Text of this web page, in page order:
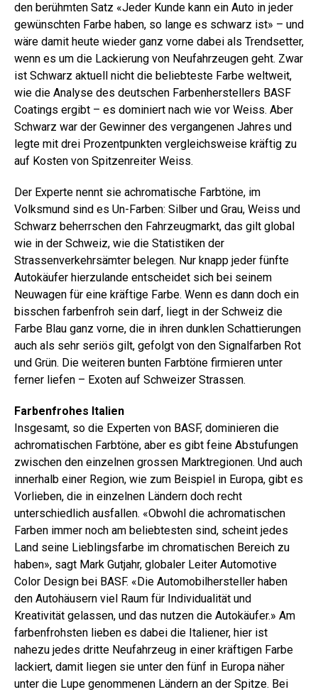
den berühmten Satz «Jeder Kunde kann ein Auto in jeder
gewünschten Farbe haben, so lange es schwarz ist» – und
wäre damit heute wieder ganz vorne dabei als Trendsetter,
wenn es um die Lackierung von Neufahrzeugen geht. Zwar
ist Schwarz aktuell nicht die beliebteste Farbe weltweit,
wie die Analyse des deutschen Farbenherstellers BASF
Coatings ergibt – es dominiert nach wie vor Weiss. Aber
Schwarz war der Gewinner des vergangenen Jahres und
legte mit drei Prozentpunkten vergleichsweise kräftig zu
auf Kosten von Spitzenreiter Weiss.
Der Experte nennt sie achromatische Farbtöne, im
Volksmund sind es Un-Farben: Silber und Grau, Weiss und
Schwarz beherrschen den Fahrzeugmarkt, das gilt global
wie in der Schweiz, wie die Statistiken der
Strassenverkehrsämter belegen. Nur knapp jeder fünfte
Autokäufer hierzulande entscheidet sich bei seinem
Neuwagen für eine kräftige Farbe. Wenn es dann doch ein
bisschen farbenfroh sein darf, liegt in der Schweiz die
Farbe Blau ganz vorne, die in ihren dunklen Schattierungen
auch als sehr seriös gilt, gefolgt von den Signalfarben Rot
und Grün. Die weiteren bunten Farbtöne firmieren unter
ferner liefen – Exoten auf Schweizer Strassen.
Farbenfrohes Italien
Insgesamt, so die Experten von BASF, dominieren die
achromatischen Farbtöne, aber es gibt feine Abstufungen
zwischen den einzelnen grossen Marktregionen. Und auch
innerhalb einer Region, wie zum Beispiel in Europa, gibt es
Vorlieben, die in einzelnen Ländern doch recht
unterschiedlich ausfallen. «Obwohl die achromatischen
Farben immer noch am beliebtesten sind, scheint jedes
Land seine Lieblingsfarbe im chromatischen Bereich zu
haben», sagt Mark Gutjahr, globaler Leiter Automotive
Color Design bei BASF. «Die Automobilhersteller haben
den Autohäusern viel Raum für Individualität und
Kreativität gelassen, und das nutzen die Autokäufer.» Am
farbenfrohsten lieben es dabei die Italiener, hier ist
nahezu jedes dritte Neufahrzeug in einer kräftigen Farbe
lackiert, damit liegen sie unter den fünf in Europa näher
unter die Lupe genommenen Ländern an der Spitze. Bei